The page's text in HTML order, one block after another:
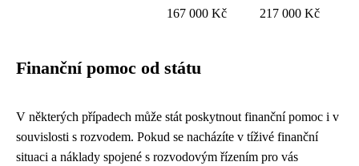
167 000 Kč 217 000 Kč
Finanční pomoc od státu
V některých případech může stát poskytnout finanční pomoc i v
souvislosti s rozvodem. Pokud se nacházíte v tíživé finanční
situaci a náklady spojené s rozvodovým řízením pro vás